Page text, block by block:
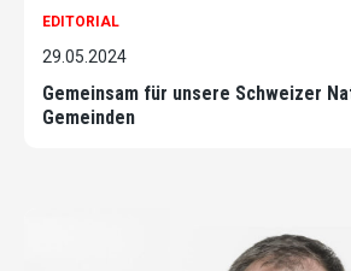
EDITORIAL
29.05.2024
Gemeinsam für unsere Schweizer
Gemeinden